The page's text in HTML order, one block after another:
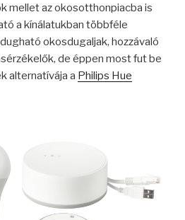
mellet az okosotthonpiacba is
a kínálatukban többféle
okosdugaljak, hozzávaló
de éppen most fut be
alternatívája a Philips Hue